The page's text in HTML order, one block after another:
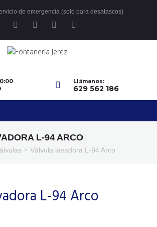
de emergencia (solo para desatascos)
Llámanos:
629 562 186
L-94 ARCO
> Válvula lavadora L-94 Arco
L-94 Arco